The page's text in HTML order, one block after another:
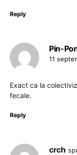
Reply
Pin-
11
Exact ca la
fecale.
Reply
crch